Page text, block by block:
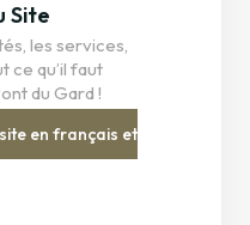
Site
les services,
ce qu’il faut
du Gard !
en français et